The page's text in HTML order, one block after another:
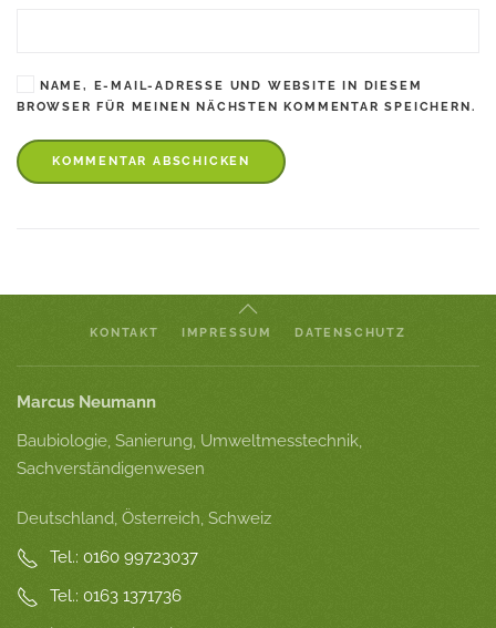
NAME, E-MAIL-ADRESSE UND WEBSITE IN DIESEM
BROWSER FÜR MEINEN NÄCHSTEN KOMMENTAR SPEICHERN.
KOMMENTAR ABSCHICKEN
KONTAKT IMPRESSUM DATENSCHUTZ
Marcus Neumann
Baubiologie, Sanierung, Umweltmesstechnik,
Sachverständigenwesen
Deutschland, Österreich, Schweiz
Tel.: 0160 99723037
Tel.: 0163 1371736